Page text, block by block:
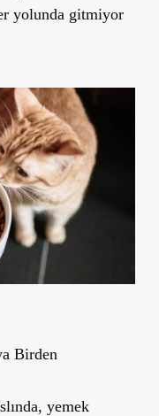
yolunda gitmiyor
Birden
yemek